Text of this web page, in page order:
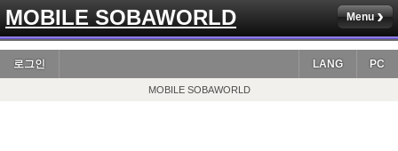
MOBILE SOBAWORLD Menu
로그인 PC
LANG
MOBILE SOBAWORLD